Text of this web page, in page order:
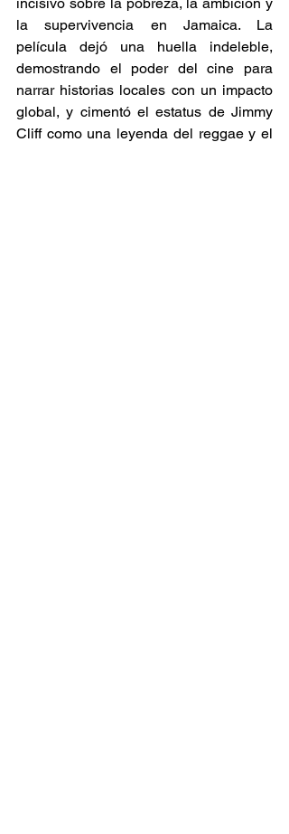
la supervivencia en Jamaica. La
película dejó una huella indeleble,
demostrando el poder del cine para
narrar historias locales con un impacto
global, y cimentó el estatus de Jimmy
Cliff como una leyenda del reggae y el